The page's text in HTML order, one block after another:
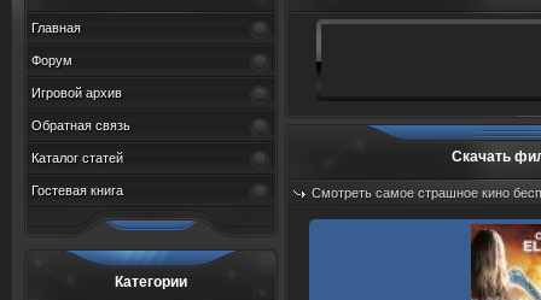
Главная
Форум
Игровой архив
Обратная связь
Каталог статей
Гостевая книга
Категории
Скачать
Смотреть самое страшное кино
Дата: 09.08.2026
Просмотров: 535